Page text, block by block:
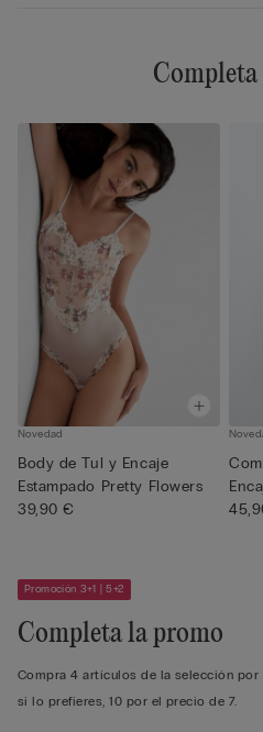
Novedad
Body de Tul y Encaje
Estampado Pretty Flowers
39,90 €
Promoción 3+1 | 5+2
Completa la promo
Compra 4 artículos de la selección
si lo prefieres, 10 por el precio de 7.